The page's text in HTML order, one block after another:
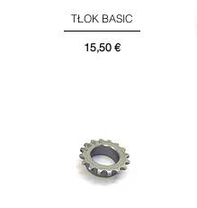
Podgląd
TŁOK BASIC
Cena
15,50 €